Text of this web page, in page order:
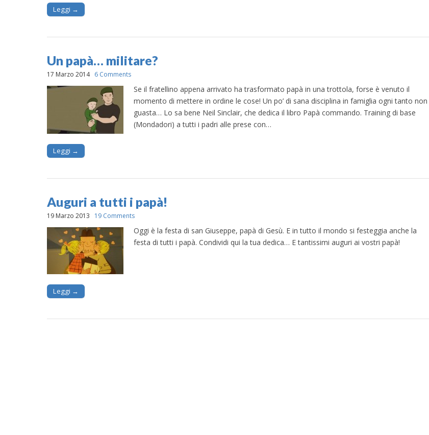
Leggi →
Un papà… militare?
17 Marzo 2014 6 Comments
Se il fratellino appena arrivato ha trasformato papà in una trottola, forse è venuto il
momento di mettere in ordine le cose! Un po’ di sana disciplina in famiglia ogni tanto non
guasta… Lo sa bene Neil Sinclair, che dedica il libro Papà commando. Training di base
(Mondadori) a tutti i padri alle prese con…
Leggi →
Auguri a tutti i papà!
19 Marzo 2013 19 Comments
Oggi è la festa di san Giuseppe, papà di Gesù. E in tutto il mondo si festeggia anche la
festa di tutti i papà. Condividi qui la tua dedica… E tantissimi auguri ai vostri papà!
Leggi →